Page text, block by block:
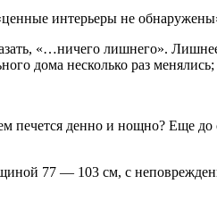
интерьеры не
«…ничего лишнего».
дома несколько раз
денно и нощно? Еще до
77 — 103 см, с